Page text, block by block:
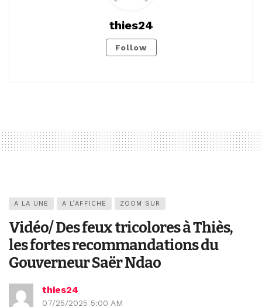
thies24
Follow
A LA UNE A L’AFFICHE ZOOM SUR
Vidéo/ Des feux tricolores à Thiès,
les fortes recommandations du
Gouverneur Saër Ndao
thies24
07/25/2025 5:00 AM